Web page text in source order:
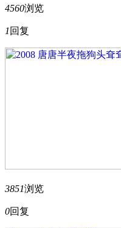
4560浏览
1 回复
3851浏览
0回复